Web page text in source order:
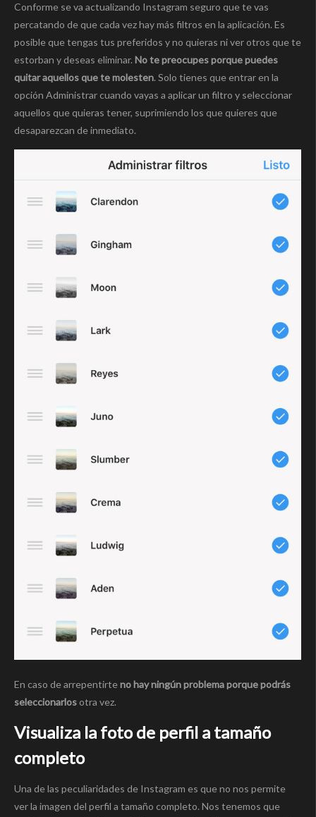
Conforme se va actualizando Instagram seguro que te vas
percatando de que cada vez hay más filtros en la aplicación. Es
posible que tengas tus preferidos y no quieras ni ver otros que te
estorban y deseas eliminar. No te preocupes porque puedes
quitar aquellos que te molesten. Solo tienes que entrar en la
opción Administrar cuando vayas a aplicar un filtro y seleccionar
aquellos que quieras tener, suprimiendo los que quieres que
desaparezcan de inmediato.
En caso de arrepentirteno hay ningún problema porque podrás
seleccionarlosotra vez.
Visualiza la foto de perfil a tamaño
completo
Una de las peculiaridades de Instagram es que no nos permite
ver la imagen del perfil a tamaño completo. Nos tenemos que